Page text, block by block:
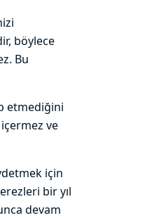
böylece
Bu
etmediğini
ve
için
bir yıl
devam